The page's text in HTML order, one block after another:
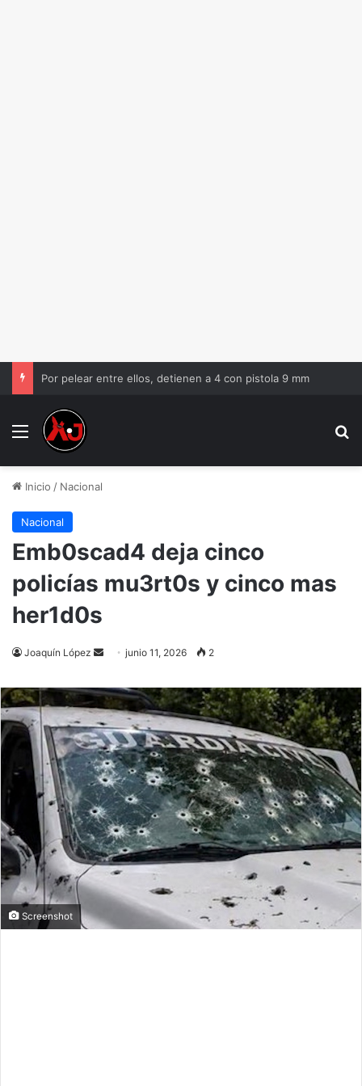
Por pelear entre ellos, detienen a 4 con pistola 9 mm
Menu
Inicio / Nacional
Nacional
Emb0scad4 deja cinco
policías mu3rt0s y cinco mas
her1d0s
Joaquín López
Send
email
junio 11, 2026 2
Screenshot